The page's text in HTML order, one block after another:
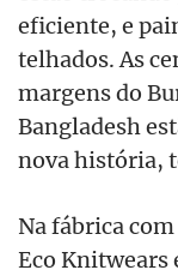
eficiente, e
telhados. As
margens do
Bangladesh
nova história,
Na fábrica
Eco Knitwears